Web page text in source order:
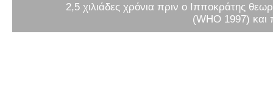
2,5 χιλιάδες χρόνια πριν ο Ιπποκράτης
(WHO 1997) και